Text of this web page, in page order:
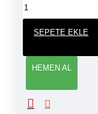
SEPETE EKLE
HEMEN AL
ÜRÜN